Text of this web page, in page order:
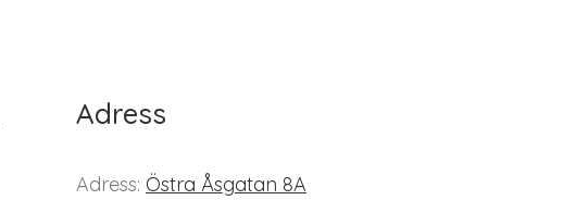
Adress
Adress: Östra Åsgatan 8A